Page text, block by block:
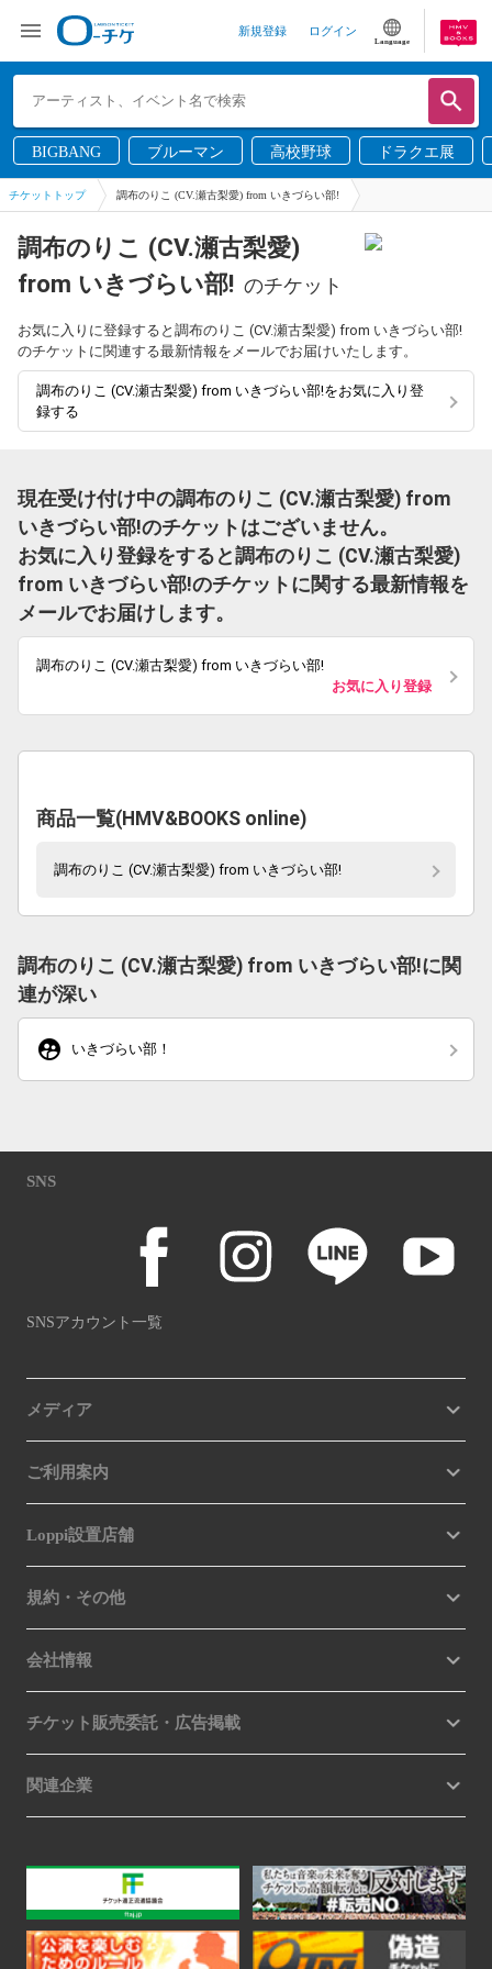
新規登録 ログイン
Language
BIGBANG ブルーマン 高校野球 ドラクエ展
チケットトップ 調布のりこ (CV.瀬古梨愛) from いきづらい部!
調布のりこ (CV.瀬古梨愛)
from いきづらい部! のチケット
お気に入りに登録すると調布のりこ (CV.瀬古梨愛) from いきづらい部!
のチケットに関連する最新情報をメールでお届けいたします。
調布のりこ (CV.瀬古梨愛) from いきづらい部!をお気に入り登
録する
現在受け付け中の調布のりこ (CV.瀬古梨愛) from
いきづらい部!のチケットはございません。
お気に入り登録をすると調布のりこ (CV.瀬古梨愛)
from いきづらい部!のチケットに関する最新情報を
メールでお届けします。
調布のりこ (CV.瀬古梨愛) from いきづらい部!
お気に入り登録
商品一覧(HMV&BOOKS online)
調布のりこ (CV.瀬古梨愛) from いきづらい部!
調布のりこ (CV.瀬古梨愛) from いきづらい部!に関
連が深い
supervised_user_circle いきづらい部！
SNS
SNSアカウント一覧
メディア
ご利用案内
Loppi設置店舗
規約・その他
会社情報
チケット販売委託・広告掲載
関連企業